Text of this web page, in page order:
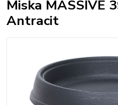
Miska MASSIVE
Antracit